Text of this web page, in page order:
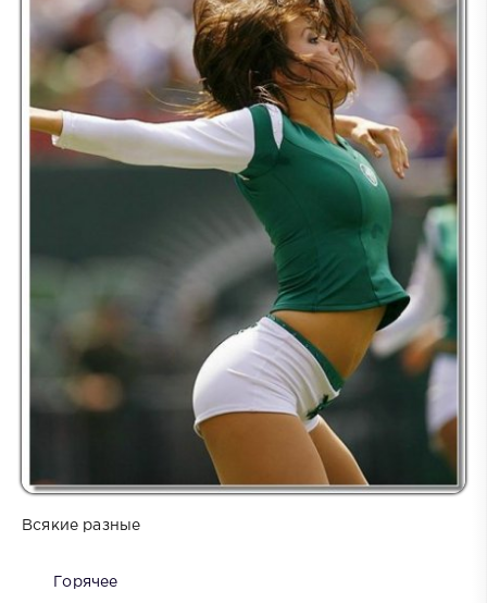
Всякие разные
Горячее